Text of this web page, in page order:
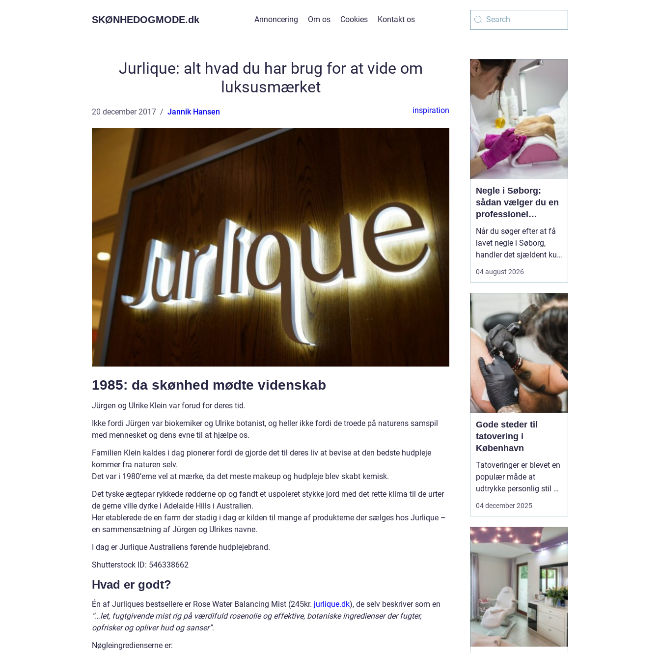
SKØNHEDOGMODE.dk Annoncering Om os Cookies Kontakt os
Jurlique: alt hvad du har brug for at vide om
luksusmærket
20 december 2017 Jannik Hansen inspiration
1985: da skønhed mødte videnskab
Jürgen og Ulrike Klein var forud for deres tid.
Ikke fordi Jürgen var biokemiker og Ulrike botanist, og heller ikke fordi de troede på naturens samspil
med mennesket og dens evne til at hjælpe os.
Familien Klein kaldes i dag pionerer fordi de gjorde det til deres liv at bevise at den bedste hudpleje
kommer fra naturen selv.
Det var i 1980’erne vel at mærke, da det meste makeup og hudpleje blev skabt kemisk.
Det tyske ægtepar rykkede rødderne op og fandt et uspoleret stykke jord med det rette klima til de urter
de gerne ville dyrke i Adelaide Hills i Australien.
Her etablerede de en farm der stadig i dag er kilden til mange af produkterne der sælges hos Jurlique –
en sammensætning af Jürgen og Ulrikes navne.
I dag er Jurlique Australiens førende hudplejebrand.
Shutterstock ID: 546338662
Hvad er godt?
Én af Jurliques bestsellere er Rose Water Balancing Mist (245kr. jurlique.dk), de selv beskriver som en
“…let, fugtgivende mist rig på værdifuld rosenolie og effektive, botaniske ingredienser der fugter,
opfrisker og opliver hud og sanser”.
Nøgleingredienserne er:
Negle i Søborg:
sådan vælger du en
professionel
neglebehandling
Når du søger efter at få
lavet negle i Søborg,
handler det sjældent kun
Mange leder efter en
kan skabe et flot resultat
og tage hensyn til
neglenes sundhed og e...
04 august 2026
Gode steder til
tatovering i
København
Tatoveringer er blevet en
populær måde at
udtrykke personlig stil og
fortælle unikke historier
blomstrer med talent og
kreativitet, er der en
stigende efterspø...
04 december 2025